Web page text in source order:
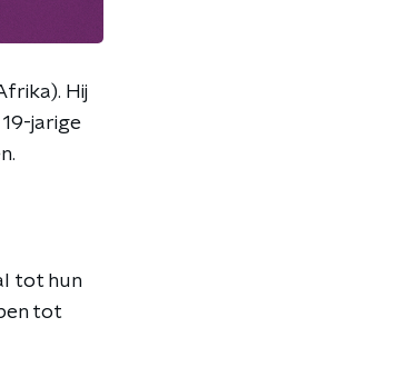
Hij
jarige
tot hun
tot